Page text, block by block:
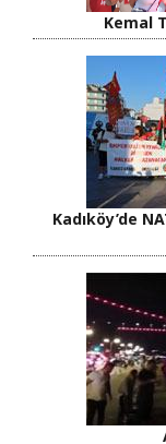
Kemal
Kadıköy’de